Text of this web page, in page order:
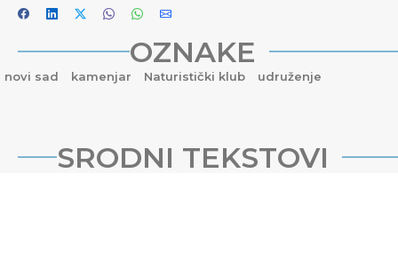
OZNAKE
novi sad kamenjar Naturistički klub udruženje
SRODNI TEKSTOVI